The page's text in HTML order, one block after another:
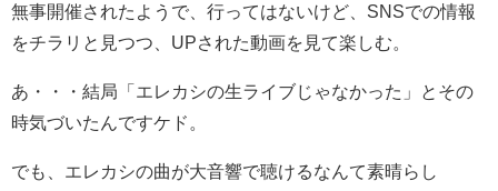
無事開催されたようで、行ってはないけど、SNSでの情報
をチラリと見つつ、UPされた動画を見て楽しむ。
あ・・・結局「エレカシの生ライブじゃなかった」とその
時気づいたんですケド。
でも、エレカシの曲が大音響で聴けるなんて素晴らし